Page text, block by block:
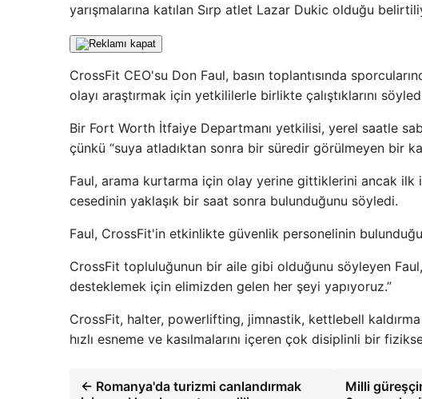
yarışmalarına katılan Sırp atlet Lazar Dukic olduğu
CrossFit CEO'su Don Faul, basın toplantısında
olayı araştırmak için yetkililerle birlikte çalıştıklarını
Bir Fort Worth İtfaiye Departmanı yetkilisi, yerel saatle
çünkü “suya atladıktan sonra bir süredir görülmeyen bir
Faul, arama kurtarma için olay yerine gittiklerini ancak ilk
cesedinin yaklaşık bir saat sonra bulunduğunu söyledi.
Faul, CrossFit'in etkinlikte güvenlik personelinin
CrossFit topluluğunun bir aile gibi olduğunu söyleyen
desteklemek için elimizden gelen her şeyi yapıyoruz.”
CrossFit, halter, powerlifting, jimnastik, kettlebell
hızlı esneme ve kasılmalarını içeren çok disiplinli bir
← Romanya'da turizmi canlandırmak
Milli